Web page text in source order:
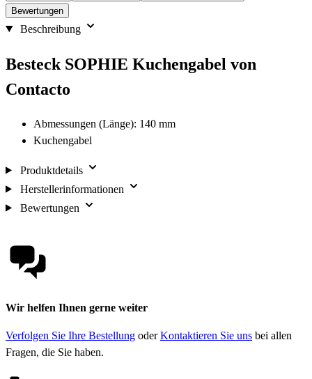
Bewertungen
Beschreibung
Besteck SOPHIE Kuchengabel von
Contacto
Abmessungen (Länge): 140 mm
Kuchengabel
Produktdetails
Herstellerinformationen
Bewertungen
Wir helfen Ihnen gerne weiter
Verfolgen Sie Ihre Bestellung oderKontaktieren Sie uns bei allen
Fragen, die Sie haben.